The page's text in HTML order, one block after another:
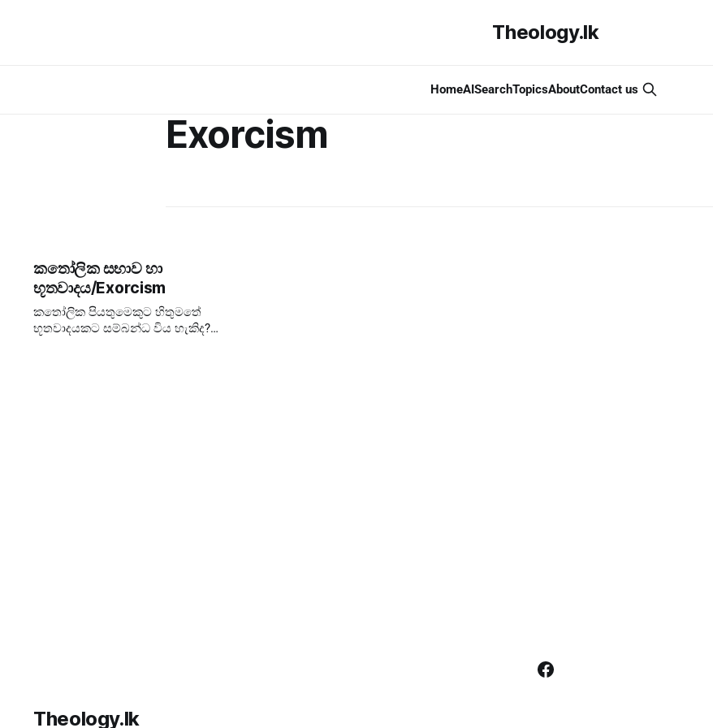
Theology.lk
HomeAISearchTopicsAboutContact us
Exorcism
කතෝලික සභාව හා
භූතවාදය/Exorcism
කතෝලික පියතුමෙකුට හිතුමතේ
භූතවාදයකට සම්බන්ධ විය හැකිද?
Theology.lk